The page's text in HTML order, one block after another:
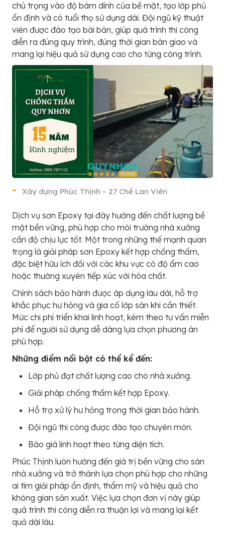
chú trọng vào độ bám dính của bề mặt, tạo lớp phủ
ổn định và có tuổi thọ sử dụng dài. Đội ngũ kỹ thuật
viên được đào tạo bài bản, giúp quá trình thi công
diễn ra đúng quy trình, đúng thời gian bàn giao và
mang lại hiệu quả sử dụng cao cho từng công trình.
Xây dựng Phúc Thịnh – 27 Chế Lan Viên
Dịch vụ sơn Epoxy tại đây hướng đến chất lượng bề
mặt bền vững, phù hợp cho môi trường nhà xưởng
cần độ chịu lực tốt. Một trong những thế mạnh quan
trọng là giải pháp sơn Epoxy kết hợp chống thấm,
đặc biệt hữu ích đối với các khu vực có độ ẩm cao
hoặc thường xuyên tiếp xúc với hóa chất.
Chính sách bảo hành được áp dụng lâu dài, hỗ trợ
khắc phục hư hỏng và gia cố lớp sàn khi cần thiết.
Mức chi phí triển khai linh hoạt, kèm theo tư vấn miễn
phí để người sử dụng dễ dàng lựa chọn phương án
phù hợp.
Những điểm nổi bật có thể kể đến:
Lớp phủ đạt chất lượng cao cho nhà xưởng.
Giải pháp chống thấm kết hợp Epoxy.
Hỗ trợ xử lý hư hỏng trong thời gian bảo hành.
Đội ngũ thi công được đào tạo chuyên môn.
Báo giá linh hoạt theo từng diện tích.
Phúc Thịnh luôn hướng đến giá trị bền vững cho sàn
nhà xưởng và trở thành lựa chọn phù hợp cho những
ai tìm giải pháp ổn định, thẩm mỹ và hiệu quả cho
không gian sản xuất. Việc lựa chọn đơn vị này giúp
quá trình thi công diễn ra thuận lợi và mang lại kết
quả dài lâu.